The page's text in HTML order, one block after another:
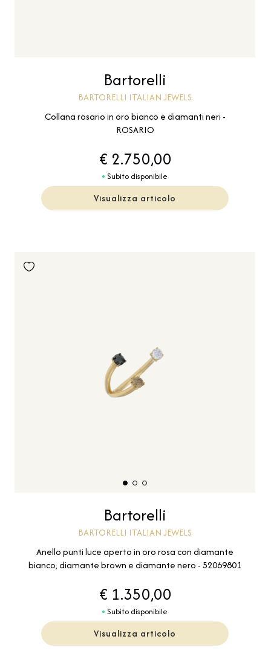
Bartorelli
BARTORELLI ITALIAN JEWELS
Collana rosario in oro bianco e diamanti neri -
ROSARIO
€ 2.750,00
Subito disponibile
Visualizza articolo
Bartorelli
BARTORELLI ITALIAN JEWELS
Anello punti luce aperto in oro rosa con diamante
bianco, diamante brown e diamante nero - 52069801
€ 1.350,00
Subito disponibile
Visualizza articolo